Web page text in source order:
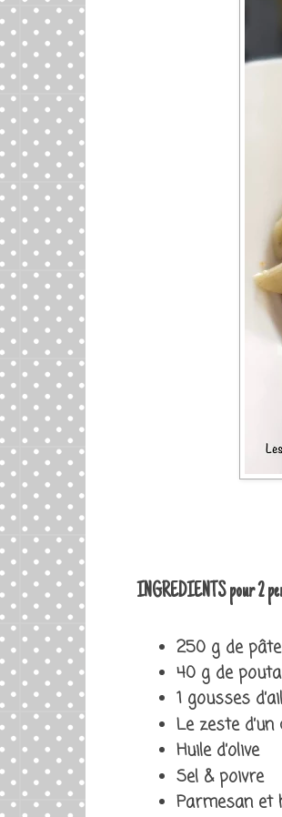
INGREDIENTS pour 2
250 g de
40 g de
1 gousses d’ail
Le zeste
Huile d’olive
Sel & poivre
Parmesan et